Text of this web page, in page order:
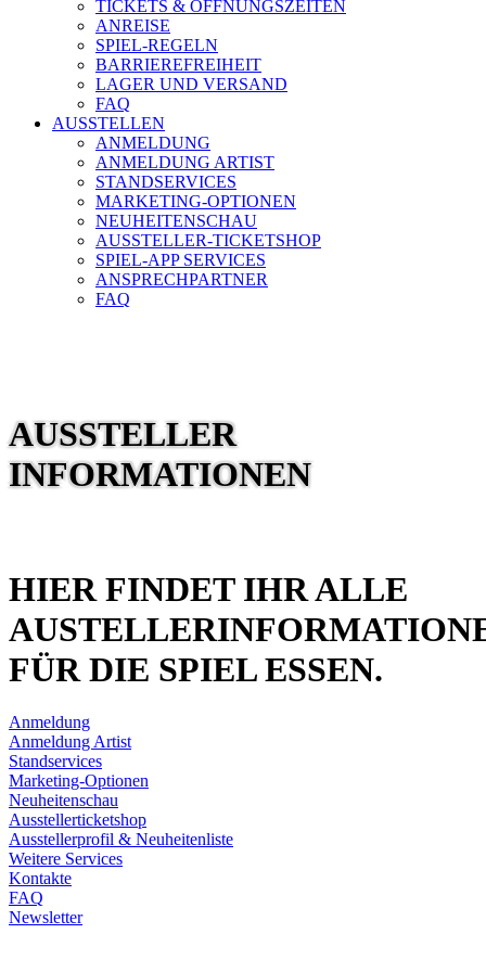
TICKETS & ÖFFNUNGSZEITEN
ANREISE
SPIEL-REGELN
BARRIEREFREIHEIT
LAGER UND VERSAND
FAQ
AUSSTELLEN
ANMELDUNG
ANMELDUNG ARTIST
STANDSERVICES
MARKETING-OPTIONEN
NEUHEITENSCHAU
AUSSTELLER-TICKETSHOP
SPIEL-APP SERVICES
ANSPRECHPARTNER
FAQ
AUSSTELLER
INFORMATIONEN
HIER FINDET IHR ALLE
FÜR DIE SPIEL ESSEN.
Anmeldung
Anmeldung Artist
Standservices
Marketing-Optionen
Neuheitenschau
Ausstellerticketshop
Ausstellerprofil & Neuheitenliste
Weitere Services
Kontakte
FAQ
Newsletter